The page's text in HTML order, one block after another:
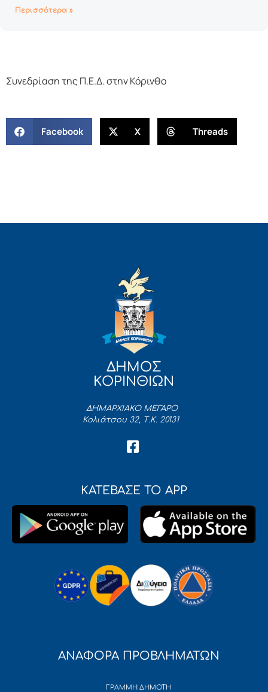
Περισσότερα »
Συνεδρίαση της Π.Ε.Δ. στην Κόρινθο
Facebook X Threads
ΔΗΜΟΣ
ΚΟΡΙΝΘΙΩΝ
ΔΗΜΑΡΧΙΑΚΟ ΜΕΓΑΡΟ
Κολιάτσου 32, Τ.Κ. 20131
ΚΑΤΕΒΑΣΕ ΤΟ APP
ΑΝΑΦΟΡΑ ΠΡΟΒΛΗΜΑΤΩΝ
ΓΡΑΜΜΗ ΔΗΜΟΤΗ